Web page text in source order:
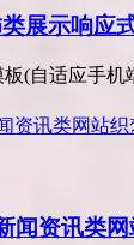
展示响应
(自适应手机
闻资讯类